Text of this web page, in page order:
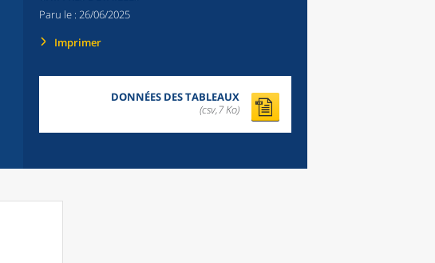
Paru le : 26/06/2025
Imprimer
DONNÉES DES TABLEAUX
(csv,7 Ko)